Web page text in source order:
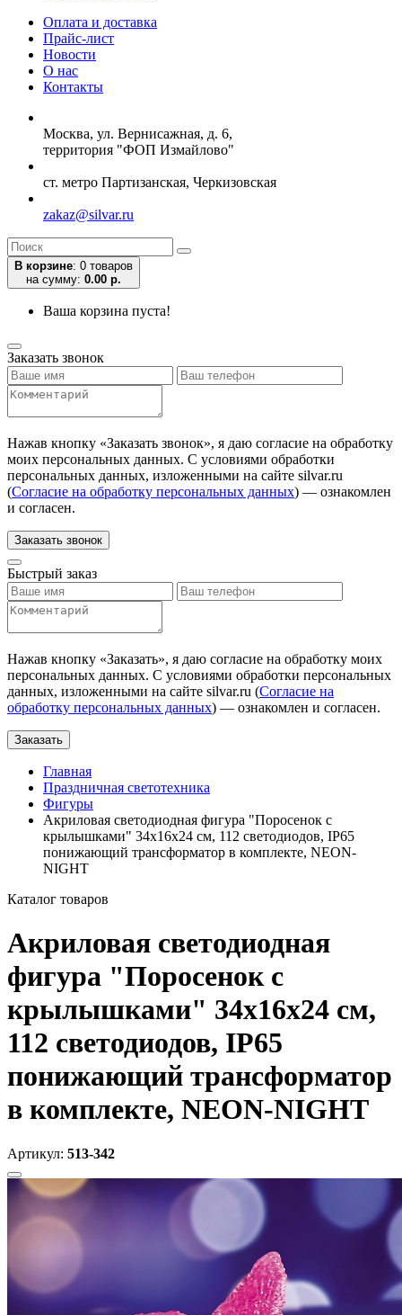
Оплата и доставка
Прайс-лист
Новости
О нас
Контакты
Москва, ул. Вернисажная, д. 6,
территория "ФОП Измайлово"
ст. метро Партизанская, Черкизовская
zakaz@silvar.ru
В корзине: 0 товаров
на сумму: 0.00 р.
Ваша корзина пуста!
Заказать звонок
Нажав кнопку «Заказать звонок», я даю согласие на обработку
моих персональных данных. С условиями обработки
персональных данных, изложенными на сайте silvar.ru
(Согласие на обработку персональных данных) — ознакомлен
и согласен.
Заказать звонок
Быстрый заказ
Нажав кнопку «Заказать», я даю согласие на обработку моих
персональных данных. С условиями обработки персональных
данных, изложенными на сайте silvar.ru (Согласие на
обработку персональных данных) — ознакомлен и согласен.
Заказать
Главная
Праздничная светотехника
Фигуры
Акриловая светодиодная фигура "Поросенок с
крылышками" 34х16х24 см, 112 светодиодов, IP65
понижающий трансформатор в комплекте, NEON-
NIGHT
Каталог товаров
Акриловая светодиодная
фигура "Поросенок с
крылышками" 34х16х24 см,
112 светодиодов, IP65
понижающий трансформатор
в комплекте, NEON-NIGHT
Артикул: 513-342